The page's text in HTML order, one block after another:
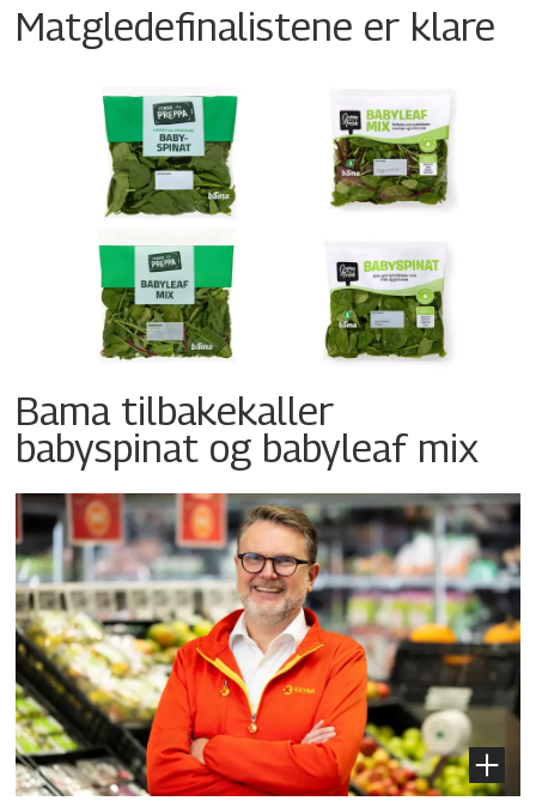
Matgledefinalistene er klare
Bama tilbakekaller
babyspinat og babyleaf mix